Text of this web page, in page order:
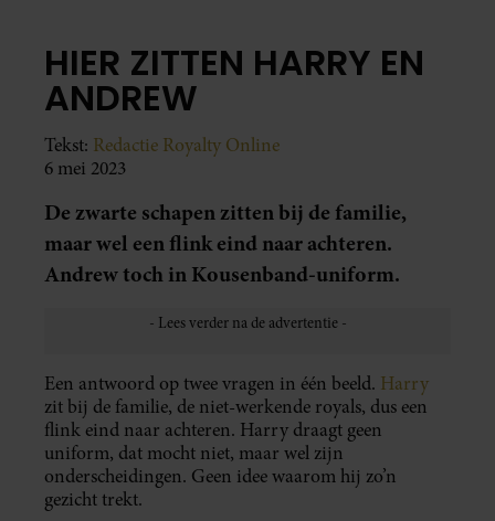
HIER ZITTEN HARRY EN
ANDREW
Tekst: Redactie Royalty Online
6 mei 2023
De zwarte schapen zitten bij de familie,
maar wel een flink eind naar achteren.
Andrew toch in Kousenband-uniform.
Een antwoord op twee vragen in één beeld. Harry
zit bij de familie, de niet-werkende royals, dus een
flink eind naar achteren. Harry draagt geen
uniform, dat mocht niet, maar wel zijn
onderscheidingen. Geen idee waarom hij zo’n
gezicht trekt.